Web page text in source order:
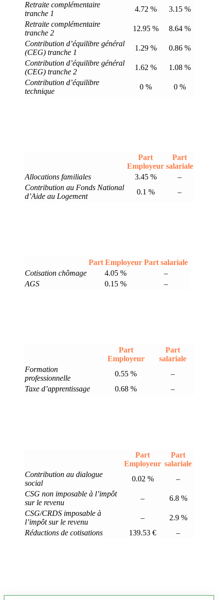
Retraite complémentaire
tranche 1
4.72 %
3.15 %
Retraite complémentaire
tranche 2
12.95 %
8.64 %
Contribution d’équilibre général
(CEG) tranche 1
1.29 %
0.86 %
Contribution d’équilibre général
(CEG) tranche 2
1.62 %
1.08 %
Contribution d’équilibre
technique
0 % 0 %
Part
Employeur
Part
salariale
Allocations familiales
3.45 %
–
Contribution au Fonds National
d’Aide au Logement
0.1 % –
Part Employeur Part salariale
Cotisation chômage
4.05 %
–
AGS
0.15 % –
Part
Employeur
Part
salariale
Formation
professionnelle
0.55 %
–
Taxe d’apprentissage
0.68 % –
Part
Employeur
Part
salariale
Contribution au dialogue
social
0.02 %
–
CSG non imposable à l’impôt
sur le revenu
–
6.8 %
CSG/CRDS imposable à
l’impôt sur le revenu
–
2.9 %
Réductions de cotisations
139.53 € –